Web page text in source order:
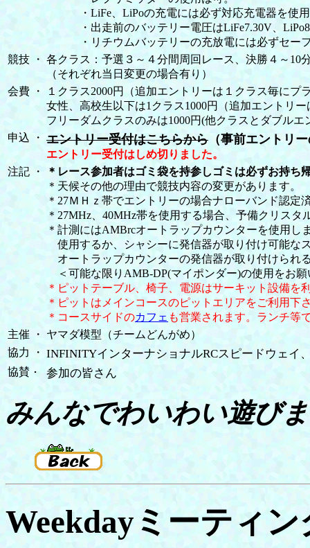
・LiFe、LiPoの充電には必ず対応充電器を使用
・出走前のバッテリー電圧はLiFe7.30V、
・リチウムバッテリーの充放電には必ずセーフ
競技
・ 各クラス：予選３～４分間周回レース、決勝４～10
（それぞれ当日変更の場合有り）
会費
・
１クラス2000円（追加エントリーは１クラス毎にプ
女性、高校生以下は1クラス1000円（追加エントリ
フリーダムクラスのみは1000円(他クラスとダブルエ
申込
・ エントリー受付はこちらから （事前エントリ
エントリー受付はしめ切りました。
注記
・
＊レース参加者はゴミ袋を持参しゴミは必ずお持ち
＊天候その他の理由で競技内容の変更があります。
＊27ＭＨｚ帯でエントリーの場合ナローバンド認定
＊27MHz、40MHz帯を使用する場合、予備クリスタ
＊計測にはAMBrcオートラップカウンターを使用し
使用するか、シャシーに発信器が取り付け可能な
オートラップカウンターの発信器が取り付けられ
＜可能な限りAMB-DP(マイポンダー)の使用をお願
＊ピットテーブル、椅子、電源はサーキット設備
＊ピットはメインコースのピットエリアをご利用下
＊コースサイドのカフェ も営業されます。ランチ等
主催
・
ヤマダ模型（チームどんがめ）
協力
・ INFINITYインターナショナルRCスピードウェイ
協賛 ･ 参加の皆さん
みんなでわいわい遊び
Weekdayミーティ